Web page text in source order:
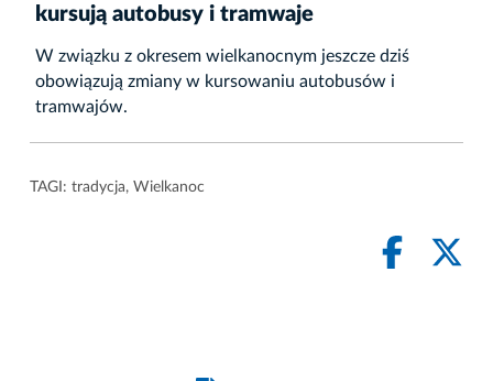
kursują autobusy i tramwaje
W związku z okresem wielkanocnym jeszcze dziś
obowiązują zmiany w kursowaniu autobusów i
tramwajów.
TAGI: tradycja, Wielkanoc